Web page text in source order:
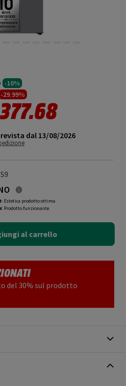
-10%
da
-29.99%
377.68
dal 13/08/2026
: Estetica prodotto ottima
: Prodotto funzionante
al carrello
del 30% sul prodotto